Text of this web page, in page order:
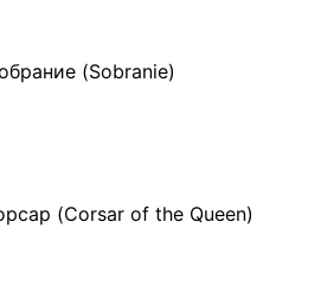
(Sobranie)
(Corsar of the Queen)